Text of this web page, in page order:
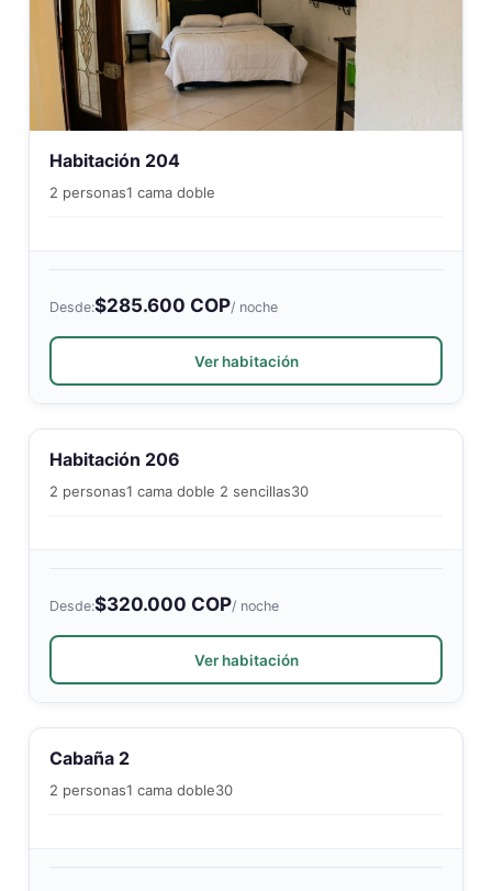
Habitación 204
2 personas1 cama doble
Desde:$285.600 COP/ noche
Ver habitación
Habitación 206
2 personas1 cama doble 2 sencillas30
Desde:$320.000 COP/ noche
Ver habitación
Cabaña 2
2 personas1 cama doble30